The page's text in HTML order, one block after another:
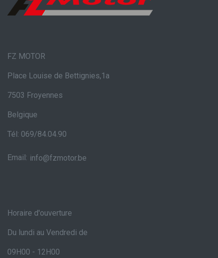
FZ MOTOR
Place Louise de Bettignies,1a
7503 Froyennes
Belgique
Tél: 069/84.04.90
Email: info@fzmotor.be
Horaire d'ouverture
Du lundi au Vendredi de
09H00 - 12H00